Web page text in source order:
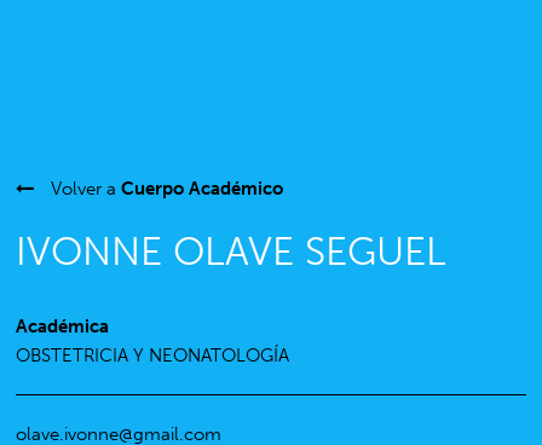
Volver aCuerpo Académico
IVONNE OLAVE SEGUEL
Académica
OBSTETRICIA Y NEONATOLOGÍA
olave.ivonne@gmail.com